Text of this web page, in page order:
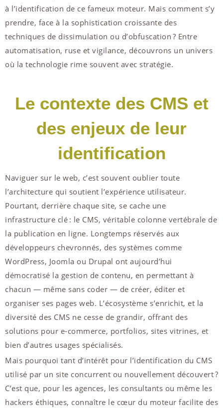
à l’identification de ce fameux moteur. Mais comment s’y
prendre, face à la sophistication croissante des
techniques de dissimulation ou d’obfuscation ? Entre
automatisation, ruse et vigilance, découvrons un univers
où la technologie rime souvent avec stratégie.
Le contexte des CMS et
des enjeux de leur
identification
Naviguer sur le web, c’est souvent oublier toute
l’architecture qui soutient l’expérience utilisateur.
Pourtant, derrière chaque site, se cache une
infrastructure clé : le CMS, véritable colonne vertébrale de
la publication en ligne. Longtemps réservés aux
développeurs chevronnés, des systèmes comme
WordPress, Joomla ou Drupal ont aujourd’hui
démocratisé la gestion de contenu, en permettant à
chacun — même sans coder — de créer, éditer et
organiser ses pages web. L’écosystème s’enrichit, et la
diversité des CMS ne cesse de grandir, offrant des
solutions pour e-commerce, portfolios, sites vitrines, et
bien d’autres usages spécialisés.
Mais pourquoi tant d’intérêt pour l’identification du CMS
utilisé par un site concurrent ou nouvellement découvert ?
C’est que, pour les agences, les consultants ou même les
hackers éthiques, connaître le cœur du moteur facilite des